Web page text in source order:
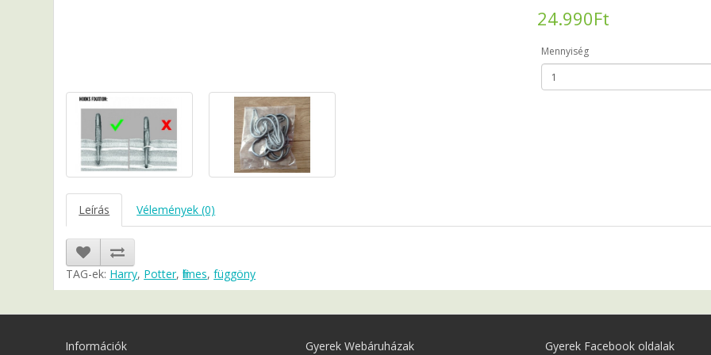
24.990Ft
Mennyiség
Leírás Vélemények (0)
TAG-ek: Harry, Potter,filmes,függöny
Információk Gyerek Webáruházak Gyerek Facebook oldalak